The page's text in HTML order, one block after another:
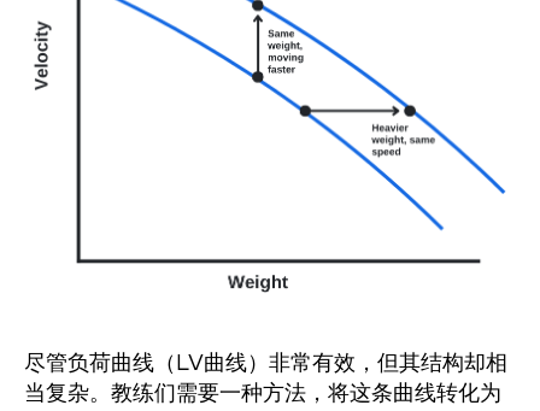
尽管负荷曲线（LV曲线）非常有效，但其结构却相
当复杂。教练们需要一种方法，将这条曲线转化为